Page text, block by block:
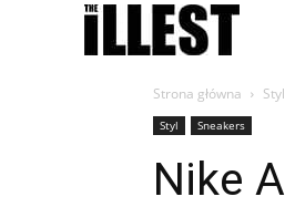
Strona główna Styl
Styl Sneakers
Nike